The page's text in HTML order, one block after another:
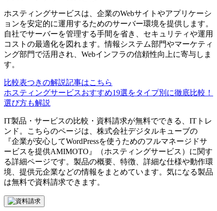
ホスティングサービスは、企業のWebサイトやアプリケーシ
ョンを安定的に運用するためのサーバー環境を提供します。
自社でサーバーを管理する手間を省き、セキュリティや運用
コストの最適化を図れます。情報システム部門やマーケティ
ング部門で活用され、Webインフラの信頼性向上に寄与しま
す。
比較表つきの解説記事はこちら
ホスティングサービスおすすめ19選をタイプ別に徹底比較！
選び方も解説
IT製品・サービスの比較・資料請求が無料でできる、ITトレ
ンド。こちらのページは、 株式会社デジタルキューブの
『企業が安心してWordPressを使うためのフルマネージドサ
ービスを提供AMIMOTO 』（ホスティングサービス ）に関す
る詳細ページです。製品の概要、特徴、詳細な仕様や動作環
境、提供元企業などの情報をまとめています。気になる製品
は無料で資料請求できます。